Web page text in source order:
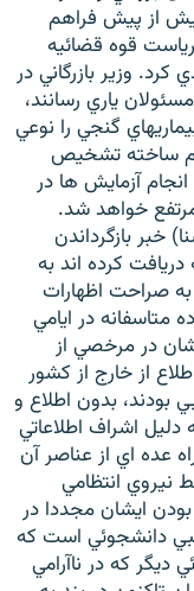
از پيش فراهم
قوه قضائيه
وزير بازرگاني در
ياري رسانند،
گنجي را نوعي
ساخته تشخيص
آزمايش ها در
خواهد شد.
خبر بازگرداندن
دريافت كرده اند به
صراحت اظهارات
متاسفانه در ايامي
در مرخصي از
از خارج از كشور
بدون اطلاع و
دليل اشراف اطلاعاتي
عده اي از عناصر آن
نيروي انتظامي
ايشان مجددا در
دانشجوئي است كه
ديگر كه در ناآرامي